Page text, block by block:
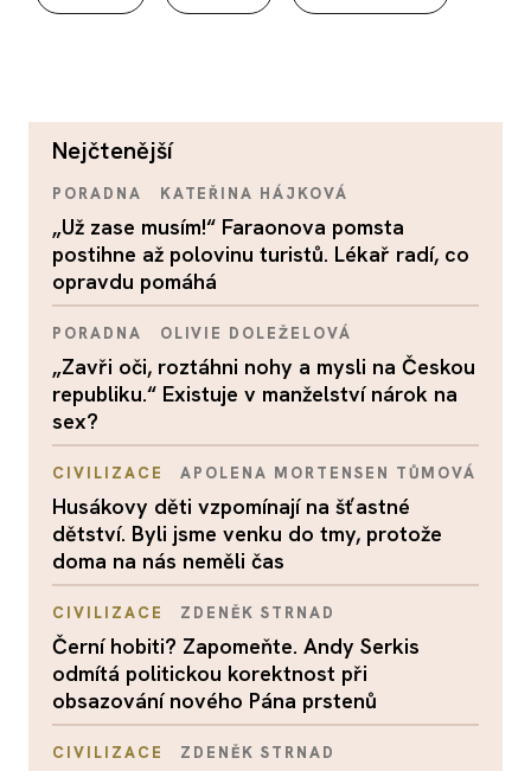
nejčtenější
PORADNA KATEŘINA HÁJKOVÁ
„Už zase musím!“ Faraonova pomsta
postihne až polovinu turistů. Lékař radí, co
opravdu pomáhá
PORADNA OLIVIE DOLEŽELOVÁ
„Zavři oči, roztáhni nohy a mysli na Českou
republiku.“ Existuje v manželství nárok na
sex?
CIVILIZACE APOLENA MORTENSEN TŮMOVÁ
Husákovy děti vzpomínají na šťastné
dětství. Byli jsme venku do tmy, protože
doma na nás neměli čas
CIVILIZACE ZDENĚK STRNAD
Černí hobiti? Zapomeňte. Andy Serkis
odmítá politickou korektnost při
obsazování nového Pána prstenů
CIVILIZACE ZDENĚK STRNAD